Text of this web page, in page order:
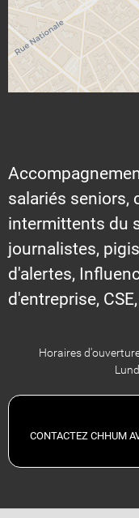
salariés seniors,
intermittents du
journalistes,
d'alertes,
d'entreprise,
Horaires
CONTACTEZ CHHUM